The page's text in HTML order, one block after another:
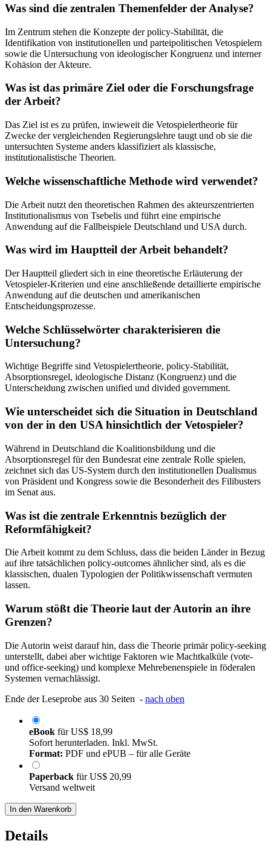
Was sind die zentralen Themenfelder der Analyse?
Im Zentrum stehen die Konzepte der policy-Stabilität, die
Identifikation von institutionellen und parteipolitischen Vetospielern
sowie die Untersuchung von ideologischer Kongruenz und interner
Kohäsion der Akteure.
Was ist das primäre Ziel oder die Forschungsfrage
der Arbeit?
Das Ziel ist es zu prüfen, inwieweit die Vetospielertheorie für
Zwecke der vergleichenden Regierungslehre taugt und ob sie die
untersuchten Systeme anders klassifiziert als klassische,
institutionalistische Theorien.
Welche wissenschaftliche Methode wird verwendet?
Die Arbeit nutzt den theoretischen Rahmen des akteurszentrierten
Institutionalismus von Tsebelis und führt eine empirische
Anwendung auf die Fallbeispiele Deutschland und USA durch.
Was wird im Hauptteil der Arbeit behandelt?
Der Hauptteil gliedert sich in eine theoretische Erläuterung der
Vetospieler-Kriterien und eine anschließende detaillierte empirische
Anwendung auf die deutschen und amerikanischen
Entscheidungsprozesse.
Welche Schlüsselwörter charakterisieren die
Untersuchung?
Wichtige Begriffe sind Vetospielertheorie, policy-Stabilität,
Absorptionsregel, ideologische Distanz (Kongruenz) und die
Unterscheidung zwischen unified und divided government.
Wie unterscheidet sich die Situation in Deutschland
von der in den USA hinsichtlich der Vetospieler?
Während in Deutschland die Koalitionsbildung und die
Absorptionsregel für den Bundesrat eine zentrale Rolle spielen,
zeichnet sich das US-System durch den institutionellen Dualismus
von Präsident und Kongress sowie die Besonderheit des Filibusters
im Senat aus.
Was ist die zentrale Erkenntnis bezüglich der
Reformfähigkeit?
Die Arbeit kommt zu dem Schluss, dass die beiden Länder in Bezug
auf ihre tatsächlichen policy-outcomes ähnlicher sind, als es die
klassischen, dualen Typologien der Politikwissenschaft vermuten
lassen.
Warum stößt die Theorie laut der Autorin an ihre
Grenzen?
Die Autorin weist darauf hin, dass die Theorie primär policy-seeking
unterstellt, dabei aber wichtige Faktoren wie Machtkalküle (vote-
und office-seeking) und komplexe Mehrebenenspiele in föderalen
Systemen vernachlässigt.
Ende der Leseprobe aus 30 Seiten - nach oben
eBook fürUS$ 18,99
Sofort herunterladen. Inkl. MwSt.
Format: PDF und ePUB – für alle Geräte
Paperback fürUS$ 20,99
Versand weltweit
In den Warenkorb
Details